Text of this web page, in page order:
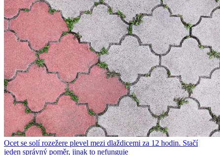
Ocet se solí rozežere plevel mezi dlaždicemi za 12 hodin. Stačí
jeden správný poměr, jinak to nefunguje